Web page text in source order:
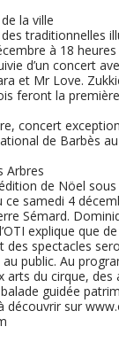
la ville
traditionnelles
à 18
d’un concert
et Mr Love.
feront la
concert
de Barbès
Arbres
de Nöel sous
ce samedi 4
Sémard.
explique que
des spectacles
public. Au
arts du cirque, des
guidée
découvrir sur